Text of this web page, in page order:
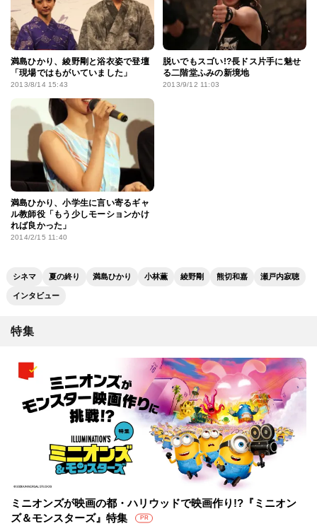
満島ひかり、綾野剛と浴衣姿で登壇
「現場ではもがいていました」
2013/8/14 15:43
脱いでもスゴい!?長ドス片手に魅せ
る二階堂ふみの新境地
2013/9/12 11:03
満島ひかり、小学生に言い寄るギャ
ル教師役「もう少しモーションかけ
れば良かった」
2014/2/15 11:40
シネマ 夏の終り 満島ひかり 小林薫 綾野剛 熊切和嘉 瀬戸内寂聴
インタビュー
特集
ミニオンズが映画の都・ハリウッドで映画作り!?『ミニオン
ズ＆モンスターズ』特集
PR